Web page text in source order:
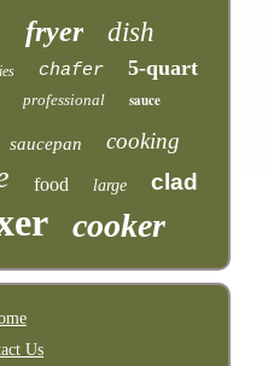
fryer dish
chafer 5-quart
professional sauce
saucepan cooking
food large clad
cooker
Us